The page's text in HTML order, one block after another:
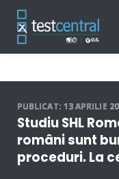
PUBLICAT: 13 APRILIE
Studiu SHL
români sunt
proceduri. La